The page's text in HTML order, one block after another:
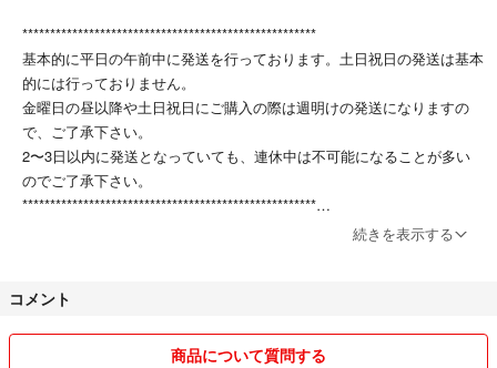
*****************************************************
基本的に平日の午前中に発送を行っております。土日祝日の発送は基本
的には行っておりません。
金曜日の昼以降や土日祝日にご購入の際は週明けの発送になりますの
で、ご了承下さい。
2〜3日以内に発送となっていても、連休中は不可能になることが多い
のでご了承下さい。
*****************************************************
⚫︎全て中古または自宅保管品のご理解お願い致します。
⚫︎写真とは異なり、想像していた物と違うこともあるかもしれません。
続きを表示する
コメント
商品について質問する